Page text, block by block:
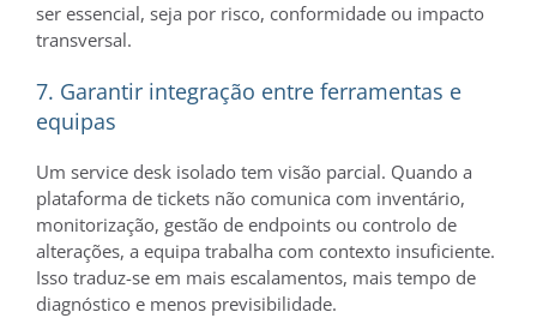
ser essencial, seja por risco, conformidade ou impacto
transversal.
7. Garantir integração entre ferramentas e
equipas
Um service desk isolado tem visão parcial. Quando a
plataforma de tickets não comunica com inventário,
monitorização, gestão de endpoints ou controlo de
alterações, a equipa trabalha com contexto insuficiente.
Isso traduz-se em mais escalamentos, mais tempo de
diagnóstico e menos previsibilidade.